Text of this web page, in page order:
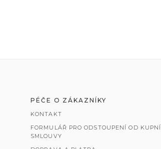
PÉČE O ZÁKAZNÍKY
KONTAKT
FORMULÁŘ PRO ODSTOUPENÍ OD KUPNÍ
SMLOUVY